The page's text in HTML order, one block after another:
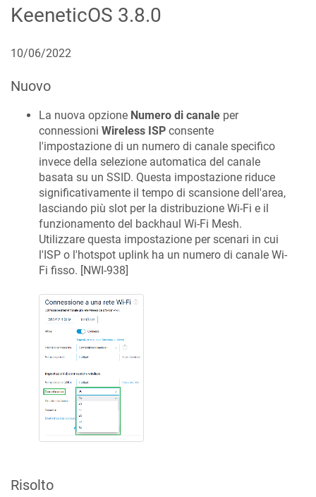
KeeneticOS 3.8.0
10/06/2022
Nuovo
La nuova opzione Numero di canale per
connessioni Wireless ISP consente
l'impostazione di un numero di canale specifico
invece della selezione automatica del canale
basata su un SSID. Questa impostazione riduce
significativamente il tempo di scansione dell'area,
lasciando più slot per la distribuzione Wi-Fi e il
funzionamento del backhaul Wi-Fi Mesh.
Utilizzare questa impostazione per scenari in cui
l'ISP o l'hotspot uplink ha un numero di canale Wi-
Fi fisso. [NWI-938]
Risolto